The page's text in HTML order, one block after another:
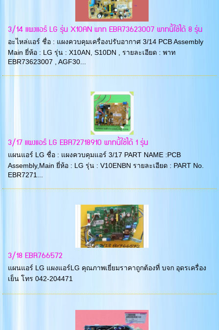
3/14 แผงแอร์ LG รุ่น X10AN พาท EBR73623007 พาทนี้ใช้ได้ 8 รุ่น
อะไหล่แอร์ ชื่อ : แผงควบคุมเครื่องปรับอากาศ 3/14 PCB Assembly
Main ยี่ห้อ : LG รุ่น : X10AN, S10DN , รายละเอียด : พาท
EBR73623007 , AGF30...
3/17 แผงแอร์ LG EBR72718910 พาทนี้ใช้ได้ 1 รุ่น
แผนแอร์ LG ชื่อ : แผงควบคุมแอร์ 3/17 PART NAME :PCB
Assembly,Main ยี่ห้อ : LG รุ่น : V10ENBN รายละเอียด : PART No.
EBR7271...
3/18 EBR766572
แผนแอร์ LG แผงแอร์LG คุณภาพเยี่ยมราคาถูกต้องที่ บจก อุดรเครื่อง
เย็น โทร 042-204471